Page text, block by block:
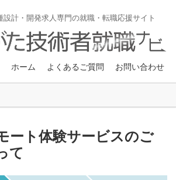
設計・開発求人専門の就職・転職応援サイト
ホーム よくあるご質問 お問い合わせ
ート体験サービスのご
て